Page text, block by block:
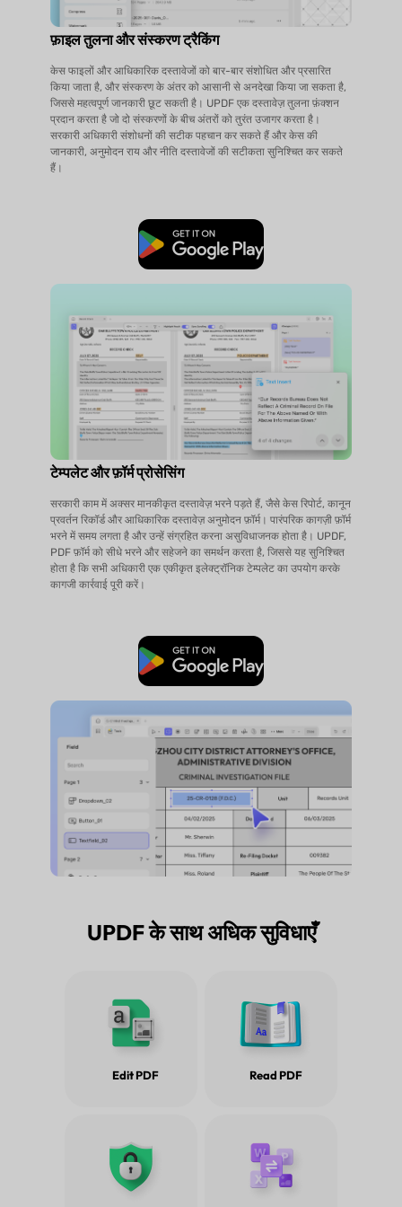
फ़ाइल तुलना और संस्करण ट्रैकिंग
केस फाइलों और आधिकारिक दस्तावेजों को बार-बार संशोधित और प्रसारित
किया जाता है, और संस्करण के अंतर को आसानी से अनदेखा किया जा सकता है,
जिससे महत्वपूर्ण जानकारी छूट सकती है। UPDF एक दस्तावेज़ तुलना फ़ंक्शन
प्रदान करता है जो दो संस्करणों के बीच अंतरों को तुरंत उजागर करता है।
सरकारी अधिकारी संशोधनों की सटीक पहचान कर सकते हैं और केस की
जानकारी, अनुमोदन राय और नीति दस्तावेजों की सटीकता सुनिश्चित कर सकते
हैं।
मुफ्त डाउनलोड
टेम्पलेट और फ़ॉर्म प्रोसेसिंग
सरकारी काम में अक्सर मानकीकृत दस्तावेज़ भरने पड़ते हैं, जैसे केस रिपोर्ट, कानून
प्रवर्तन रिकॉर्ड और आधिकारिक दस्तावेज़ अनुमोदन फ़ॉर्म। पारंपरिक कागज़ी फ़ॉर्म
भरने में समय लगता है और उन्हें संग्रहित करना असुविधाजनक होता है। UPDF,
PDF फ़ॉर्म को सीधे भरने और सहेजने का समर्थन करता है, जिससे यह सुनिश्चित
होता है कि सभी अधिकारी एक एकीकृत इलेक्ट्रॉनिक टेम्पलेट का उपयोग करके
कागजी कार्रवाई पूरी करें।
मुफ्त डाउनलोड
UPDF के साथ अधिक सुविधाएँ
Edit PDF Read PDF